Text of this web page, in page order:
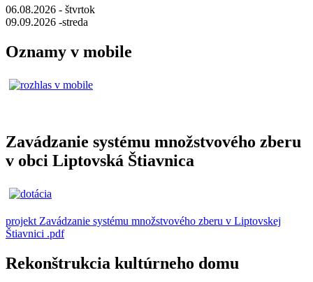
06.08.2026 - štvrtok
09.09.2026 -streda
Oznamy v mobile
Zavádzanie systému množstvového zberu
v obci Liptovská Štiavnica
projekt Zavádzanie systému množstvového zberu v Liptovskej
Štiavnici .pdf
Rekonštrukcia kultúrneho domu